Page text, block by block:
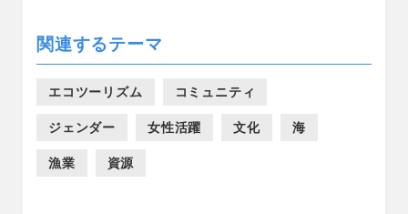
関連するテーマ
エコツーリズム コミュニティ
ジェンダー 女性活躍 文化 海
漁業 資源